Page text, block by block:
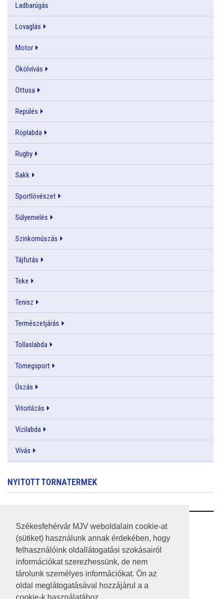
Székesfehérvár MJV weboldalain cookie-at
(sütiket) használunk annak érdekében, hogy
felhasználóink oldallátogatási szokásairól
információkat szerezhessünk, de nem
tárolunk személyes információkat. Ön az
oldal meglátogatásával hozzájárul a a
Ladbarúgás
Lovaglás
Motor
Ökölvívás
Öttusa
Repülés
Röplabda
Rugby
Sakk
Sportlövészet
Súlyemelés
Szinkornúszás
Tájfutás
Teke
Tenisz
Természetjárás
Tollaslabda
Tömegsport
Úszás
Vitorlázás
Vizilabda
Vívás
NYITOTT TORNATERMEK
RSS
A HONLAP 2017.03.31-I ÁLLAPOTA
JOGI NYILATKOZAT
IMPRESSZUM